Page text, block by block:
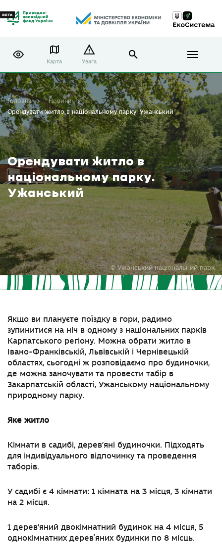
Карта Увага
Орендувати житло в
національному парку.
Ужанський
Головна
Новини
Орендувати житло в національному парку. Ужанський
© Ужанський національний парк
Якщо ви плануєте поїздку в гори, радимо
зупинитися на ніч в одному з національних парків
Карпатського регіону. Можна обрати житло в
Івано-Франківській, Львівській і Чернівецькій
областях, сьогодні ж розповідаємо про будиночки,
де можна заночувати та провести табір в
Закарпатській області, Ужанському національному
природному парку.
Яке житло
Кімнати в садибі, дерев’яні будиночки. Підходять
для індивідуального відпочинку та проведення
таборів.
У садибі є 4 кімнати: 1 кімната на 3 місця, 3 кімнати
на 2 місця.
1 дерев’яний двокімнатний будинок на 4 місця, 5
однокімнатних деревʼяних будинки по 8 місць.